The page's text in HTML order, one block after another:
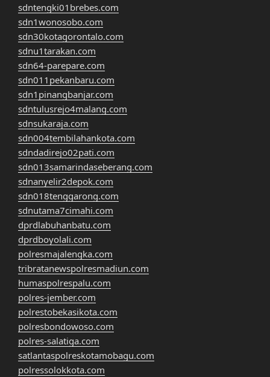
sdntengki01brebes.com
sdn1wonosobo.com
sdn30kotagorontalo.com
sdnu1tarakan.com
sdn64-parepare.com
sdn011pekanbaru.com
sdn1pinangbanjar.com
sdntulusrejo4malang.com
sdnsukaraja.com
sdn004tembilahankota.com
sdndadirejo02pati.com
sdn013samarindaseberang.com
sdnanyelir2depok.com
sdn018tenggarong.com
sdnutama7cimahi.com
dprdlabuhanbatu.com
dprdboyolali.com
polresmajalengka.com
tribratanewspolresmadiun.com
humaspolrespalu.com
polres-jember.com
polrestobekasikota.com
polresbondowoso.com
polres-salatiga.com
satlantaspolreskotamobagu.com
polressolokkota.com